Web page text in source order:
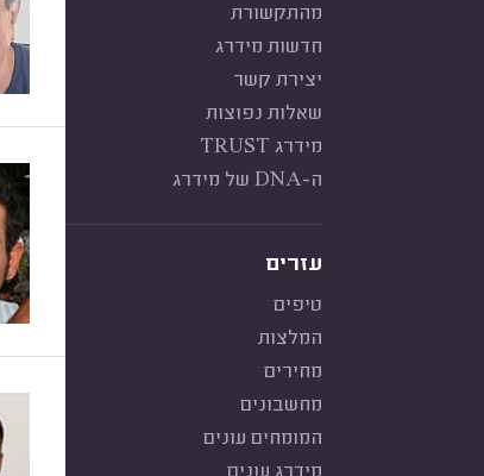
מהתקשורת
חדשות מידרג
יצירת קשר
שאלות נפוצות
מידרג TRUST
ה-DNA של מידרג
עזרים
טיפים
המלצות
מחירים
מחשבונים
המומחים עונים